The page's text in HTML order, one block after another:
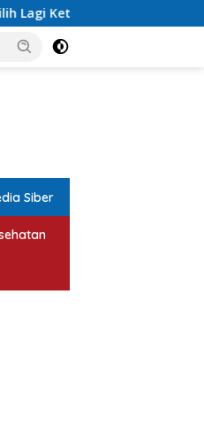
Target Angkat Atlet
Siber